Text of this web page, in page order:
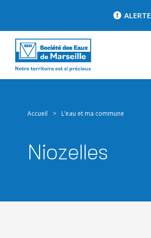
ALERTE S
Accueil > L’eau et ma commune
Niozelles